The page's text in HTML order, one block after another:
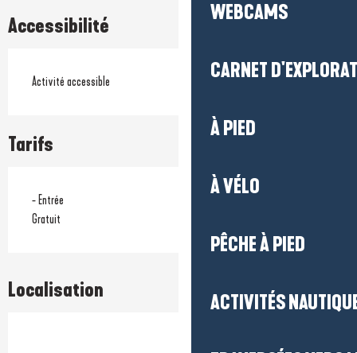
WEBCAMS
CARNET
À PIED
À VÉLO
PÊCHE À PIED
ACTIVITÉS
Accessibilité
Activité accessible
Tarifs
- Entrée
Gratuit
Localisation
Prestataire engagé dans une démarche environnementale